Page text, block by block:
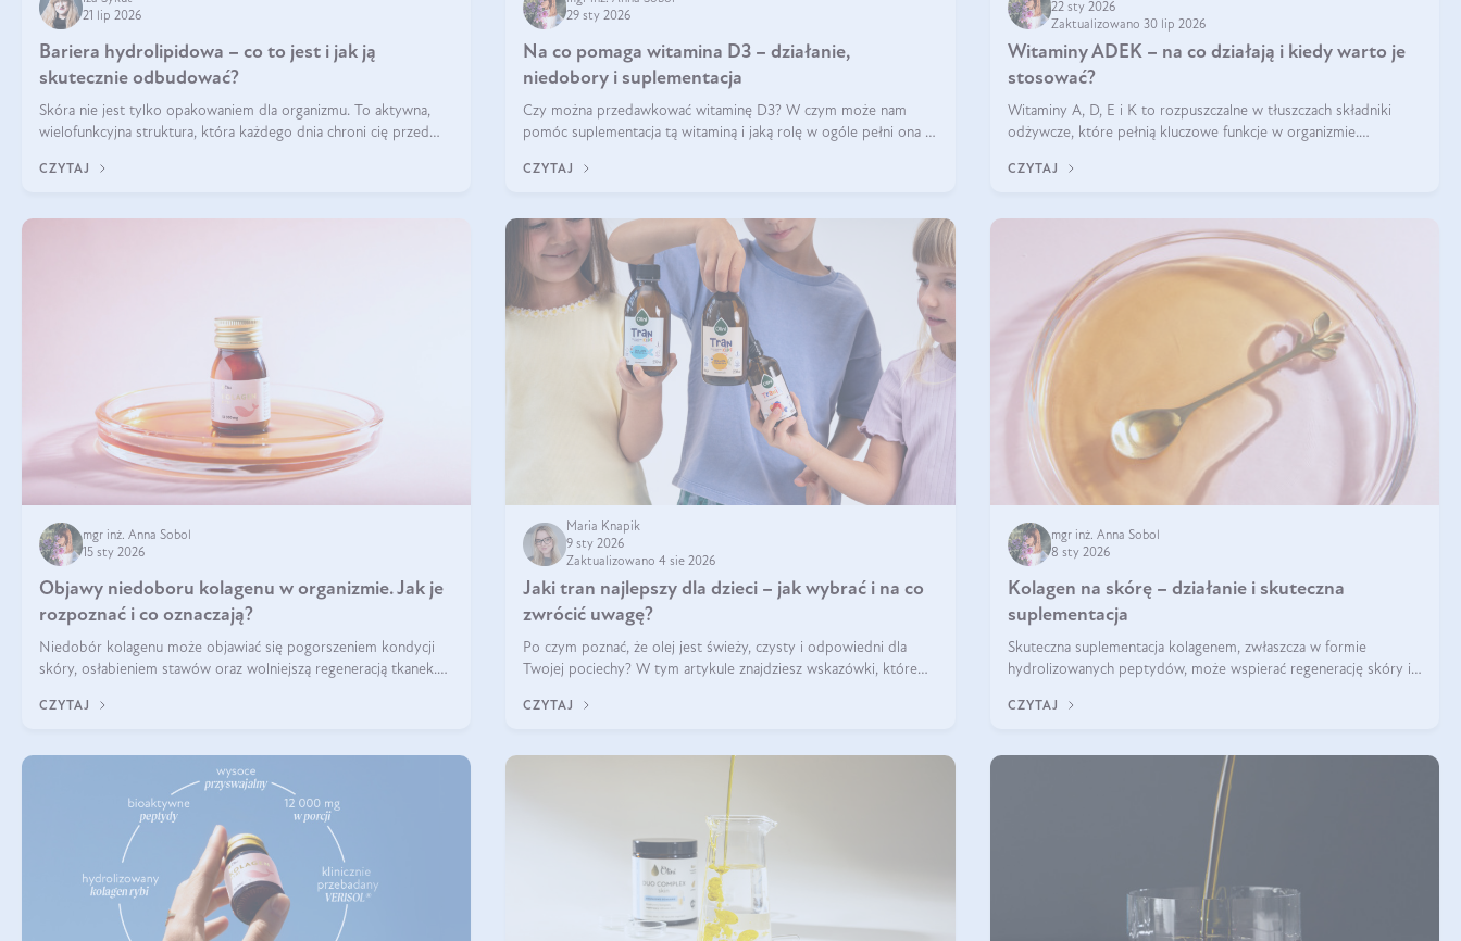
21 lip 2026
Bariera hydrolipidowa – co to jest i jak ją
skutecznie odbudować?
Skóra nie jest tylko opakowaniem dla organizmu. To aktywna,
wielofunkcyjna struktura, która każdego dnia chroni cię przed
środowiskowymi. Jednym z jej kluczowych elementów jest
CZYTAJ
29 sty 2026
Na co pomaga witamina D3 – działanie,
niedobory i suplementacja
Czy można przedawkować witaminę D3? W czym może nam
pomóc suplementacja tą witaminą i jaką rolę w ogóle pełni ona w
zalecane jest jesienią i zimą, ale czy wiesz, dlaczego warto to
CZYTAJ
22 sty 2026
Zaktualizowano 30 lip 2026
Witaminy ADEK – na co działają i kiedy warto je
stosować?
Witaminy A, D, E i K to rozpuszczalne w tłuszczach składniki
odżywcze, które pełnią kluczowe funkcje w organizmie.
krzepliwość krwi oraz mineralizację kości.
CZYTAJ
mgr inż. Anna Sobol
15 sty 2026
Objawy niedoboru kolagenu w organizmie. Jak je
rozpoznać i co oznaczają?
Niedobór kolagenu może objawiać się pogorszeniem kondycji
skóry, osłabieniem stawów oraz wolniejszą regeneracją tkanek.
skóry, bóle stawów, łamliwość paznokci oraz osłabienie włosów.
CZYTAJ
Maria Knapik
9 sty 2026
Zaktualizowano 4 sie 2026
Jaki tran najlepszy dla dzieci – jak wybrać i na co
zwrócić uwagę?
Po czym poznać, że olej jest świeży, czysty i odpowiedni dla
Twojej pociechy? W tym artykule znajdziesz wskazówki, które
CZYTAJ
mgr inż. Anna Sobol
8 sty 2026
Kolagen na skórę – działanie i skuteczna
suplementacja
Skuteczna suplementacja kolagenem, zwłaszcza w formie
hydrolizowanych peptydów, może wspierać regenerację skóry i
regularnością stosowania.
CZYTAJ